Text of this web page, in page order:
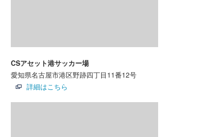
CSアセット港サッカー場
愛知県名古屋市港区野跡四丁目11番12号
詳細はこちら